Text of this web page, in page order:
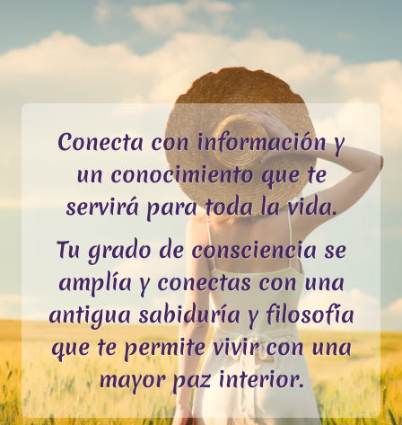
Conecta con información y
un conocimiento que te
servirá para toda la vida.
Tu grado de consciencia se
amplía y conectas con una
antigua sabiduría y filosofía
que te permite vivir con una
mayor paz interior.